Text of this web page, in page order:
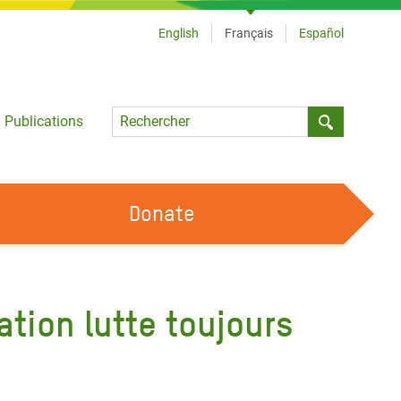
Publications
Language
English Français Español
DEVENIR BÉNÉVOLE
Donate
lutte toujours